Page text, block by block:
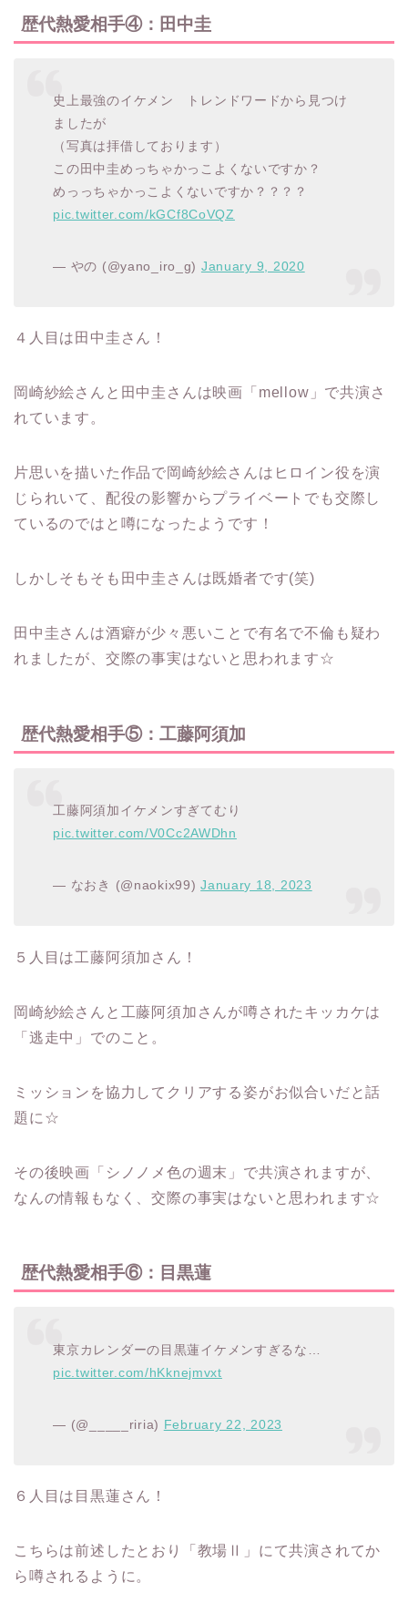
歴代熱愛相手④：田中圭
史上最強のイケメン トレンドワードから見つけ
ましたが
（写真は拝借しております）
この田中圭めっちゃかっこよくないですか？
めっっちゃかっこよくないですか？？？？
pic.twitter.com/kGCf8CoVQZ
— やの (@yano_iro_g) January 9, 2020
４人目は田中圭さん！
岡崎紗絵さんと田中圭さんは映画「mellow」で共演さ
れています。
片思いを描いた作品で岡崎紗絵さんはヒロイン役を演
じられいて、配役の影響からプライベートでも交際し
ているのではと噂になったようです！
しかしそもそも田中圭さんは既婚者です(笑)
田中圭さんは酒癖が少々悪いことで有名で不倫も疑わ
れましたが、交際の事実はないと思われます☆
歴代熱愛相手⑤：工藤阿須加
工藤阿須加イケメンすぎてむり
pic.twitter.com/V0Cc2AWDhn
— なおき (@naokix99)January 18, 2023
５人目は工藤阿須加さん！
岡崎紗絵さんと工藤阿須加さんが噂されたキッカケは
「逃走中」でのこと。
ミッションを協力してクリアする姿がお似合いだと話
題に☆
その後映画「シノノメ色の週末」で共演されますが、
なんの情報もなく、交際の事実はないと思われます☆
歴代熱愛相手⑥：目黒蓮
東京カレンダーの目黒蓮イケメンすぎるな…
pic.twitter.com/hKknejmvxt
— (@_____riria) February 22, 2023
６人目は目黒蓮さん！
こちらは前述したとおり「教場Ⅱ」にて共演されてか
ら噂されるように。